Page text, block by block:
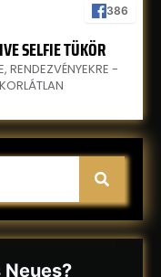
386
SELFIE TÜKÖR
RENDEZVÉNYEKRE -